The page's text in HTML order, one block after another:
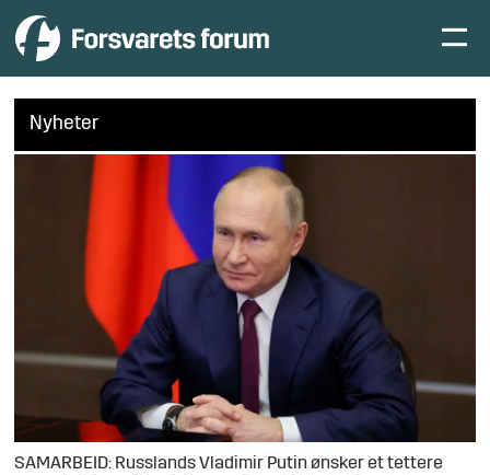
Nyheter
SAMARBEID: Russlands Vladimir Putin ønsker et tettere